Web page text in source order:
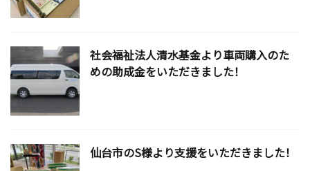
社会福祉法人清水基金より車両購入のた
めの助成金をいただきました！
仙台市のS様より支援をいただきました！